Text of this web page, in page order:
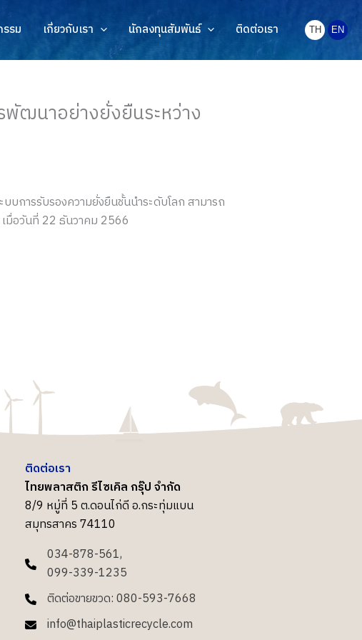
รม เกี่ยวกับเรา นักลงทุนสัมพันธ์ ติดต่อเรา TH EN
พัฒนาอย่างยั่งยืนระหว่าง
บการรับรองความยั่งยืนชั้นนำระดับโลก สามารถ
มื่อวันที่ 22 ธันวาคม 2566
ติดต่อเรา
ไทยพลาสติก รีไซเคิล กรุ๊ป จำกัด
8/9 หมู่ที่ 5 ต.ดอนไก่ดี อ.กระทุ่มแบน
สมุทรสาคร 74110
034-878-561,
099-339-1235
ติดต่อขายขวด: 080-593-7668
info@thaiplasticrecycle.com